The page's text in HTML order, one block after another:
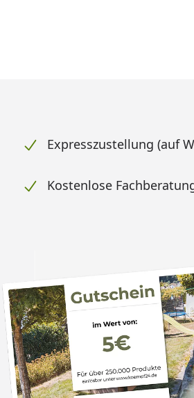
Expresszustellung (auf
Kostenlose